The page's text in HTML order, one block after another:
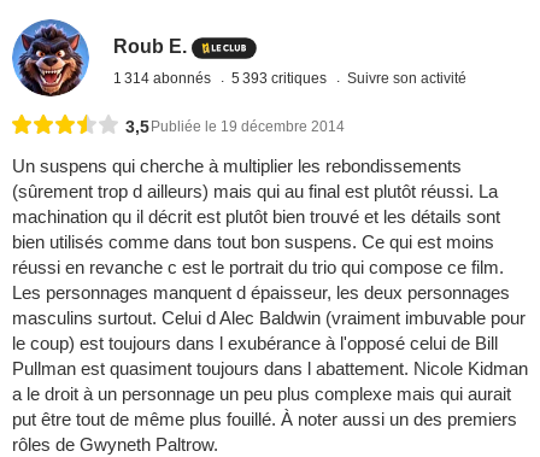
Roub E.
1 314 abonnés 5 393 critiques Suivre son activité
3,5 Publiée le 19 décembre 2014
Un suspens qui cherche à multiplier les rebondissements
(sûrement trop d ailleurs) mais qui au final est plutôt réussi. La
machination qu il décrit est plutôt bien trouvé et les détails sont
bien utilisés comme dans tout bon suspens. Ce qui est moins
réussi en revanche c est le portrait du trio qui compose ce film.
Les personnages manquent d épaisseur, les deux personnages
masculins surtout. Celui d Alec Baldwin (vraiment imbuvable pour
le coup) est toujours dans l exubérance à l'opposé celui de Bill
Pullman est quasiment toujours dans l abattement. Nicole Kidman
a le droit à un personnage un peu plus complexe mais qui aurait
put être tout de même plus fouillé. À noter aussi un des premiers
rôles de Gwyneth Paltrow.